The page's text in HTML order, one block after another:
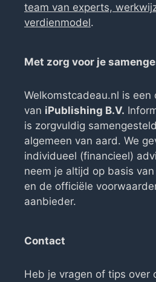
team van experts,
verdienmodel.
Met zorg voor je
Welkomstcadeau.nl is een
van iPublishing B.V.
is zorgvuldig
algemeen van aard. We
individueel (financieel)
neem je altijd op basis
en de officiële
aanbieder.
Contact
Heb je vragen of tips over